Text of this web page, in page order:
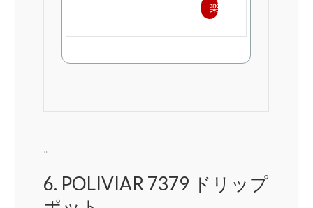
楽
。
6. POLIVIAR 7379 ドリップ